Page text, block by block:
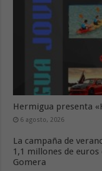
Hermigua presenta
6 agosto, 2026
La campaña de
1,1 millones de
Gomera